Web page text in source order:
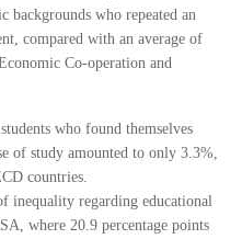
backgrounds who repeated an
compared with an average of
Co-operation and
who found themselves
of study amounted to only 3.3%,
countries.
inequality regarding educational
where 20.9 percentage points